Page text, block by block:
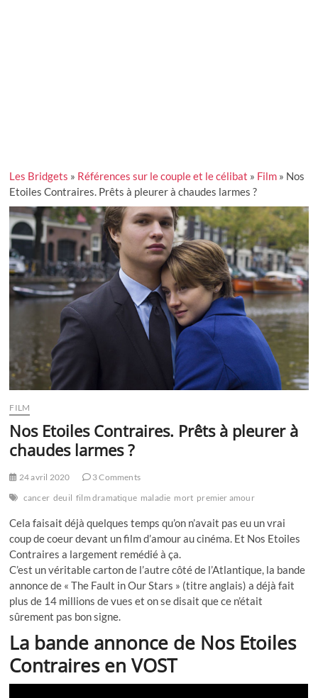
Les Bridgets » Références sur le couple et le célibat » Film » Nos
Etoiles Contraires. Prêts à pleurer à chaudes larmes ?
FILM
Nos Etoiles Contraires. Prêts à pleurer à
chaudes larmes ?
24 avril 2020
3 Comments
cancer deuil film dramatique maladie mort premier amour
Cela faisait déjà quelques temps qu’on n’avait pas eu un vrai
coup de coeur devant un film d’amour au cinéma. Et Nos Etoiles
Contraires a largement remédié à ça.
C’est un véritable carton de l’autre côté de l’Atlantique, la bande
annonce de « The Fault in Our Stars » (titre anglais) a déjà fait
plus de 14 millions de vues et on se disait que ce n’était
sûrement pas bon signe.
La bande annonce de Nos Etoiles
Contraires en VOST